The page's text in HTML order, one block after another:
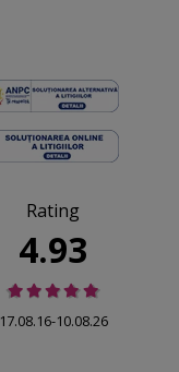
Rating
4.93
17.08.16-10.08.26